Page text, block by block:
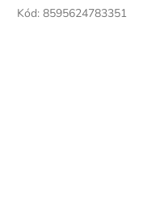
Kód: 8595624783351